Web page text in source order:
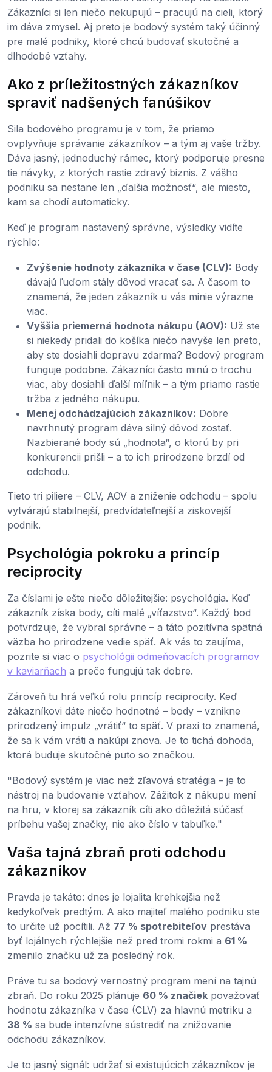
Zákazníci si len niečo nekupujú – pracujú na cieli, ktorý
im dáva zmysel. Aj preto je bodový systém taký účinný
pre malé podniky, ktoré chcú budovať skutočné a
dlhodobé vzťahy.
Ako z príležitostných zákazníkov
spraviť nadšených fanúšikov
Sila bodového programu je v tom, že priamo
ovplyvňuje správanie zákazníkov – a tým aj vaše tržby.
Dáva jasný, jednoduchý rámec, ktorý podporuje presne
tie návyky, z ktorých rastie zdravý biznis. Z vášho
podniku sa nestane len „ďalšia možnosť“, ale miesto,
kam sa chodí automaticky.
Keď je program nastavený správne, výsledky vidíte
rýchlo:
Zvýšenie hodnoty zákazníka v čase (CLV): Body
dávajú ľuďom stály dôvod vracať sa. A časom to
znamená, že jeden zákazník u vás minie výrazne
viac.
Vyššia priemerná hodnota nákupu (AOV): Už ste
si niekedy pridali do košíka niečo navyše len preto,
aby ste dosiahli dopravu zdarma? Bodový program
funguje podobne. Zákazníci často minú o trochu
viac, aby dosiahli ďalší míľnik – a tým priamo rastie
tržba z jedného nákupu.
Menej odchádzajúcich zákazníkov: Dobre
navrhnutý program dáva silný dôvod zostať.
Nazbierané body sú „hodnota“, o ktorú by pri
konkurencii prišli – a to ich prirodzene brzdí od
odchodu.
Tieto tri piliere – CLV, AOV a zníženie odchodu – spolu
vytvárajú stabilnejší, predvídateľnejší a ziskovejší
podnik.
Psychológia pokroku a princíp
reciprocity
Za číslami je ešte niečo dôležitejšie: psychológia. Keď
zákazník získa body, cíti malé „víťazstvo“. Každý bod
potvrdzuje, že vybral správne – a táto pozitívna spätná
väzba ho prirodzene vedie späť. Ak vás to zaujíma,
pozrite si viac o psychológii odmeňovacích programov
v kaviarňach a prečo fungujú tak dobre.
Zároveň tu hrá veľkú rolu princíp reciprocity. Keď
zákazníkovi dáte niečo hodnotné – body – vznikne
prirodzený impulz „vrátiť“ to späť. V praxi to znamená,
že sa k vám vráti a nakúpi znova. Je to tichá dohoda,
ktorá buduje skutočné puto so značkou.
"Bodový systém je viac než zľavová stratégia – je to
nástroj na budovanie vzťahov. Zážitok z nákupu mení
na hru, v ktorej sa zákazník cíti ako dôležitá súčasť
príbehu vašej značky, nie ako číslo v tabuľke."
Vaša tajná zbraň proti odchodu
zákazníkov
Pravda je takáto: dnes je lojalita krehkejšia než
kedykoľvek predtým. A ako majiteľ malého podniku ste
to určite už pocítili. Až 77 % spotrebiteľov prestáva
byť lojálnych rýchlejšie než pred tromi rokmi a 61 %
zmenilo značku už za posledný rok.
Práve tu sa bodový vernostný program mení na tajnú
zbraň. Do roku 2025 plánuje 60 % značiek považovať
hodnotu zákazníka v čase (CLV) za hlavnú metriku a
38 % sa bude intenzívne sústrediť na znižovanie
odchodu zákazníkov.
Je to jasný signál: udržať si existujúcich zákazníkov je